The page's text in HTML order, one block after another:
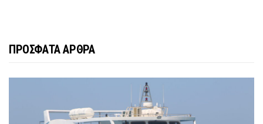
ΠΡΟΣΦΑΤΑ ΑΡΘΡΑ